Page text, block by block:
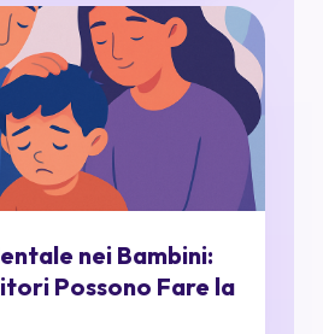
nei Bambini:
Possono Fare la